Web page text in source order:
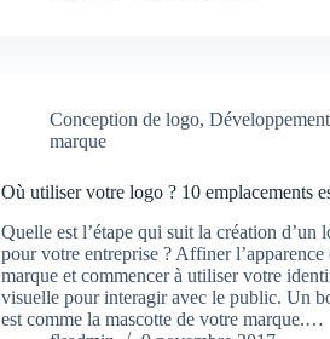
Conception de logo,
marque
Où utiliser votre logo ? 10 emplacements
Quelle est l’étape qui suit la création d’un
pour votre entreprise ? Affiner l’apparence
marque et commencer à utiliser votre
visuelle pour interagir avec le public. Un
est comme la mascotte de votre marque.…